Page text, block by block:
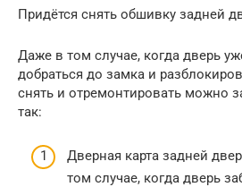
Придётся снять обшивку задней
Даже в том случае, когда дверь
добраться до замка и
снять и отремонтировать можно
так:
Дверная карта задней
том случае, когда дверь